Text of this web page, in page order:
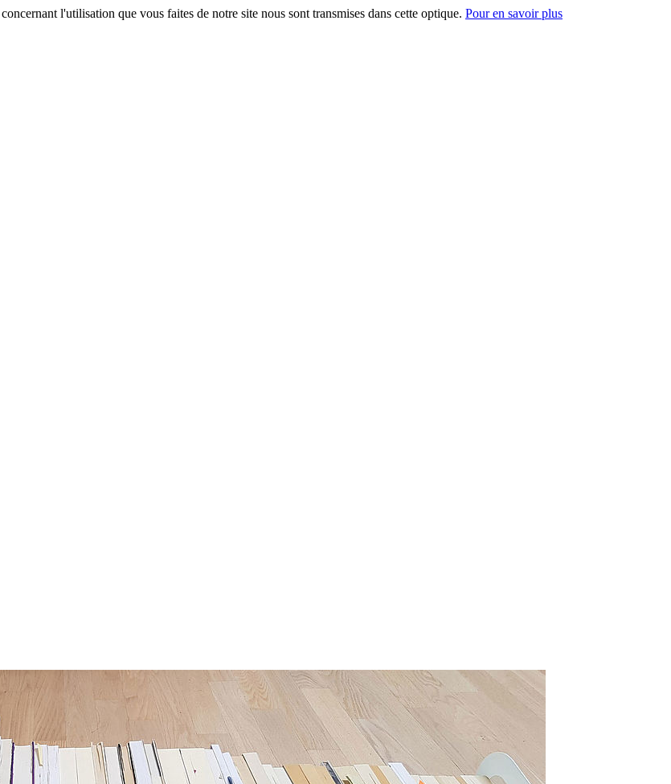
l'utilisation que vous faites de notre site nous sont transmises dans cette optique. Pour en savoir plus